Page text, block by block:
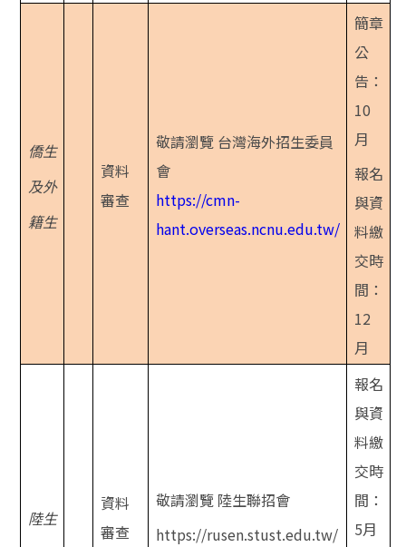
僑生
及外
籍生
資料
審查
敬請瀏覽 台灣海外招生委員
會
https://cmn-
hant.overseas.ncnu.edu.tw/
簡章
公
告：
10
月
報名
與資
料繳
交時
間：
12
月
陸生
資料
審查
敬請瀏覽 陸生聯招會
https://rusen.stust.edu.tw/
報名
與資
料繳
交時
間：
5月